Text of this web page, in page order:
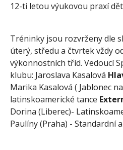
12-ti letou výukovou praxí
Tréninky jsou rozvrženy dle
úterý, středu a čtvrtek vždy
výkonnostních tříd. Vedoucí
klubu: Jaroslava Kasalová
Marika Kasalová ( Jablonec
latinskoamerické tance
Dorina (Liberec)-
Paulíny (Praha) - Standardní